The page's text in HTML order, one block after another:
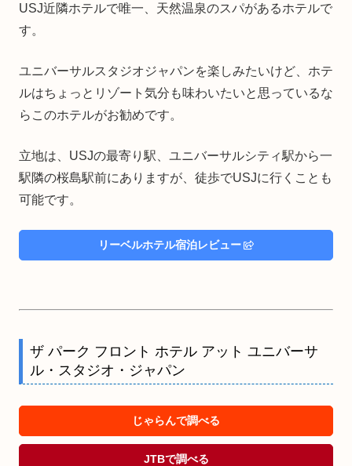
USJ近隣ホテルで唯一、天然温泉のスパがあるホテルで
す。
ユニバーサルスタジオジャパンを楽しみたいけど、ホテ
ルはちょっとリゾート気分も味わいたいと思っているな
らこのホテルがお勧めです。
立地は、USJの最寄り駅、ユニバーサルシティ駅から一
駅隣の桜島駅前にありますが、徒歩でUSJに行くことも
可能です。
リーベルホテル宿泊レビュー
ザ パーク フロント ホテル アット ユニバーサ
ル・スタジオ・ジャパン
じゃらんで調べる
JTBで調べる